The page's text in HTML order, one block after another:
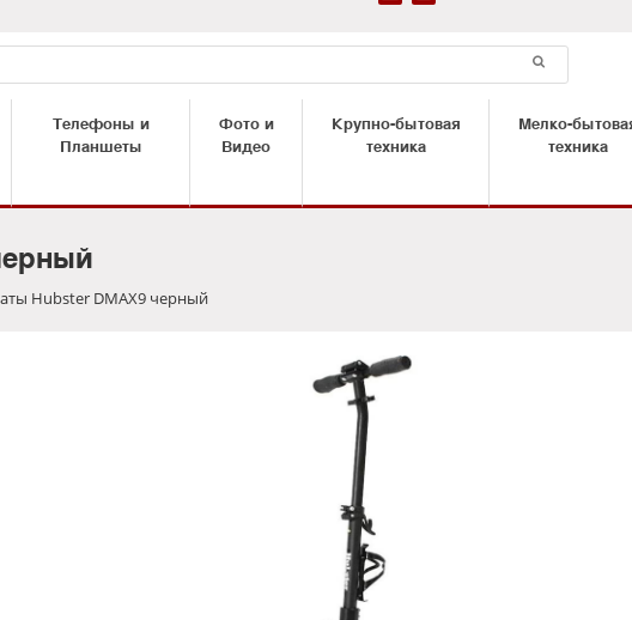
Телефоны и
Планшеты
Фото и
Видео
Крупно-бытовая
техника
Мелко-
техника
Hubster DMAX9 черный